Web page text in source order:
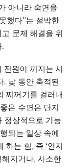
아니라 숙면을
했다"는 절박한
문제 해결을 위
.
원이 꺼지는 시
낮 동안 축적된
찌꺼기를 걸러내
은 수면은 단지
정상적으로 기능
되는 일상 속에
는 힘, 즉 ‘인지
해지거나, 사소한